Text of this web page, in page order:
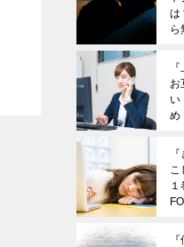
は
ら
お
い
め
こ